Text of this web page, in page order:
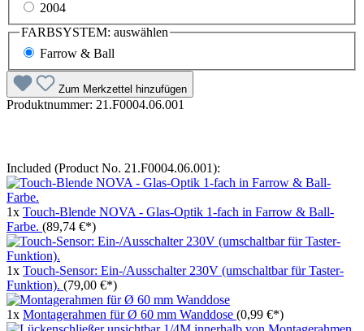
2004
FARBSYSTEM: auswählen
Farrow & Ball
Zum Merkzettel hinzufügen
Produktnummer: 21.F0004.06.001
Included (Product No. 21.F0004.06.001):
1x Touch-Blende NOVA - Glas-Optik 1-fach in Farrow & Ball-
Farbe. (89,74 €*)
1x Touch-Sensor: Ein-/Ausschalter 230V (umschaltbar für Taster-
Funktion). (79,00 €*)
1x Montagerahmen für Ø 60 mm Wanddose (0,99 €*)